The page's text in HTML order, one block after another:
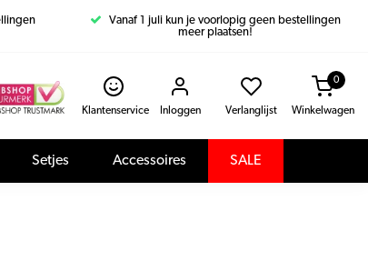
Vanaf 1 juli kun je voorlopig geen bestellingen
meer plaatsen!
Klantenservice Inloggen Verlanglijst Winkelwagen
0
Setjes Accessoires SALE